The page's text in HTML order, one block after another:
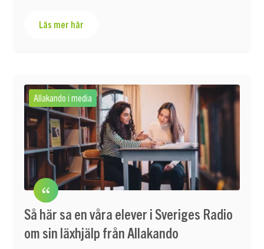
Läs mer här
Allakando i media
Så här sa en våra elever i Sveriges Radio
om sin läxhjälp från Allakando